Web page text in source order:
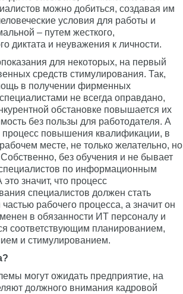
можно добиться, создавая им
условия для работы и
– путем жесткого,
диктата и неуважения к личности.
для некоторых, на первый
средств стимулирования. Так,
в получении фирменных
не всегда оправдано,
обстановке повышается их
без пользы для работодателя. А
процесс повышения квалификации, в
месте, не только желательно, но
без обучения и не бывает
по информационным
значит, что процесс
специалистов должен стать
рабочего процесса, а значит он
в обязанности ИТ персоналу и
соответствующим планированием,
и стимулированием.
могут ожидать предприятие, на
должного внимания кадровой